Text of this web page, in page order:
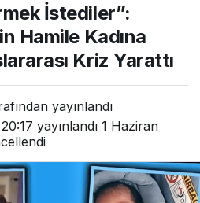
Polisinin Hamile Kadına
Müdahalesi Uluslararası
Kriz Yarattı
İstediler”:
Hamile Kadına
Kriz Yarattı
yayınlandı
yayınlandı 1 Haziran